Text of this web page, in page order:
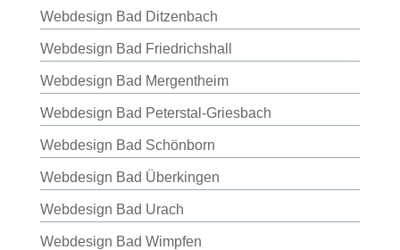
Webdesign Bad Ditzenbach
Webdesign Bad Friedrichshall
Webdesign Bad Mergentheim
Webdesign Bad Peterstal-Griesbach
Webdesign Bad Schönborn
Webdesign Bad Überkingen
Webdesign Bad Urach
Webdesign Bad Wimpfen